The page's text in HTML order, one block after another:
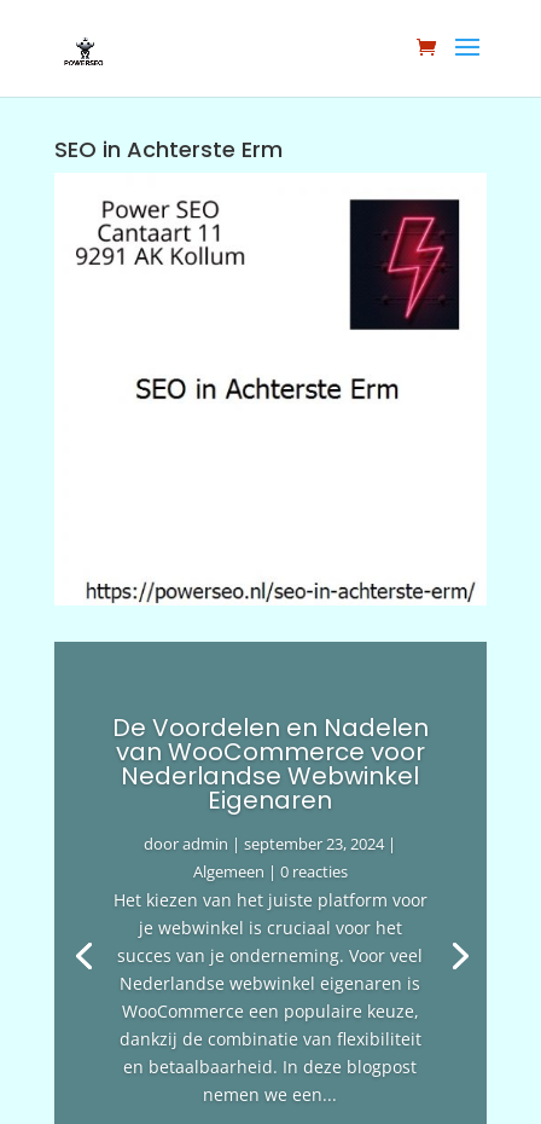
SEO in Achterste Erm
De Voordelen en Nadelen
van WooCommerce voor
Nederlandse Webwinkel
Eigenaren
dooradmin |september 23, 2024|
Algemeen | 0 reacties
Het kiezen van het juiste platform voor
je webwinkel is cruciaal voor het
succes van je onderneming. Voor veel
Nederlandse webwinkel eigenaren is
WooCommerce een populaire keuze,
dankzij de combinatie van flexibiliteit
en betaalbaarheid. In deze blogpost
nemen we een...